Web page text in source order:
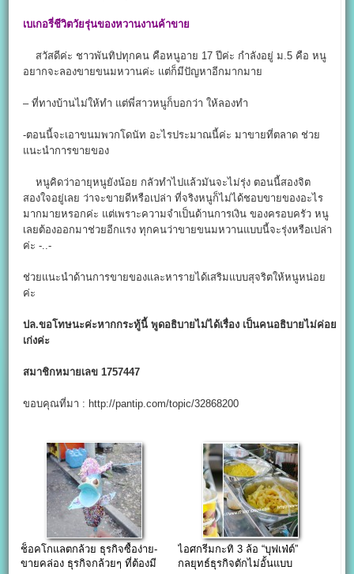
เบเกอรี่ชีวิตวัยรุ่นของหวานงานค้าขาย
สวัสดีค่ะ ชาวพันทิปทุกคน คือหนูอาย 17 ปีค่ะ กำลังอยู่ ม.5 คือ หนู
อยากจะลองขายขนมหวานค่ะ แต่ก็มีปัญหาอีกมากมาย
– ที่ทางบ้านไม่ให้ทำ แต่พี่สาวหนูก็บอกว่า ให้ลองทำ
-ตอนนี้จะเอาขนมพวกโดนัท อะไรประมาณนี้ค่ะ มาขายที่ตลาด ช่วย
แนะนำการขายของ
หนูคิดว่าอายุหนูยังน้อย กลัวทำไปแล้วมันจะไม่รุ่ง ตอนนี้สองจิต
สองใจอยู่เลย ว่าจะขายดีหรือเปล่า ที่จริงหนูก็ไม่ได้ชอบขายของอะไร
มากมายหรอกค่ะ แต่เพราะความจำเป็นด้านการเงิน ของครอบครัว หนู
เลยต้องออกมาช่วยอีกแรง ทุกคนว่าขายขนมหวานแบบนี้จะรุ่งหรือเปล่า
ค่ะ -..-
ช่วยแนะนำด้านการขายของและหารายได้เสริมแบบสุจริตให้หนูหน่อย
ค่ะ
ปล.ขอโทษนะค่ะหากกระทู้นี้ พูดอธิบายไม่ได้เรื่อง เป็นคนอธิบายไม่ค่อย
เก่งค่ะ
สมาชิกหมายเลข 1757447
ขอบคุณที่มา : http://pantip.com/topic/32868200
ช็อคโกแลตกล้วย ธุรกิจซื้อง่าย-
ขายคล่อง ธุรกิจกล้วยๆ ที่ต้องมี
ไอศกรีมกะทิ 3 ล้อ “บุฟเฟ่ต์”
กลยุทธ์ธุรกิจตักไม่อั้นแบบ